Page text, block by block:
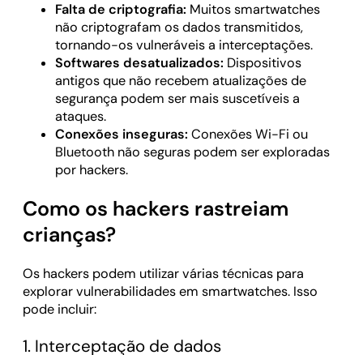
Falta de criptografia: Muitos smartwatches
não criptografam os dados transmitidos,
tornando-os vulneráveis a interceptações.
Softwares desatualizados: Dispositivos
antigos que não recebem atualizações de
segurança podem ser mais suscetíveis a
ataques.
Conexões inseguras: Conexões Wi-Fi ou
Bluetooth não seguras podem ser exploradas
por hackers.
Como os hackers rastreiam
crianças?
Os hackers podem utilizar várias técnicas para
explorar vulnerabilidades em smartwatches. Isso
pode incluir:
1. Interceptação de dados